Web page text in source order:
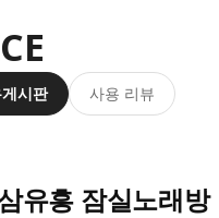
시판 사용 리뷰
유흥 잠실노래방